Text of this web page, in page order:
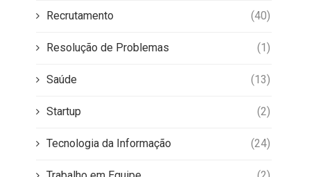
Recrutamento (40)
Resolução de Problemas (1)
Saúde (13)
Startup (2)
Tecnologia da Informação (24)